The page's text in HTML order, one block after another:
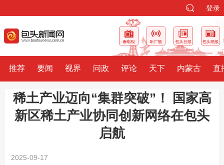
登录
推荐 要闻 视界 问政 评论 天下 内蒙古 直
稀土产业迈向“集群突破”！ 国家高
新区稀土产业协同创新网络在包头
启航
2025-09-17